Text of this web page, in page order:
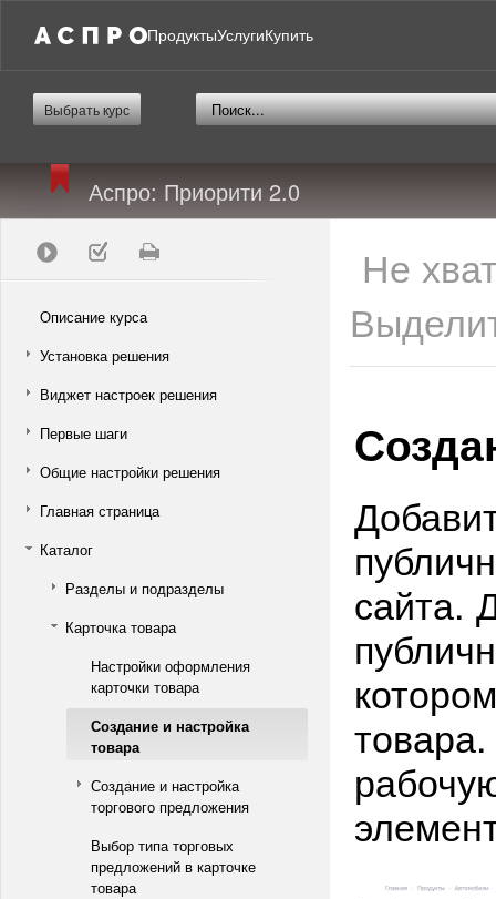
ПродуктыУслугиКупить
Выбрать курс
Аспро: Приорити 2.0
Описание курса
Установка решения
Виджет настроек решения
Первые шаги
Общие настройки решения
Главная страница
Каталог
Разделы и подразделы
Карточка товара
Настройки оформления
карточки товара
Создание и настройка
товара
Создание и настройка
торгового предложения
Выбор типа торговых
предложений в карточке
товара
Не
сайта.